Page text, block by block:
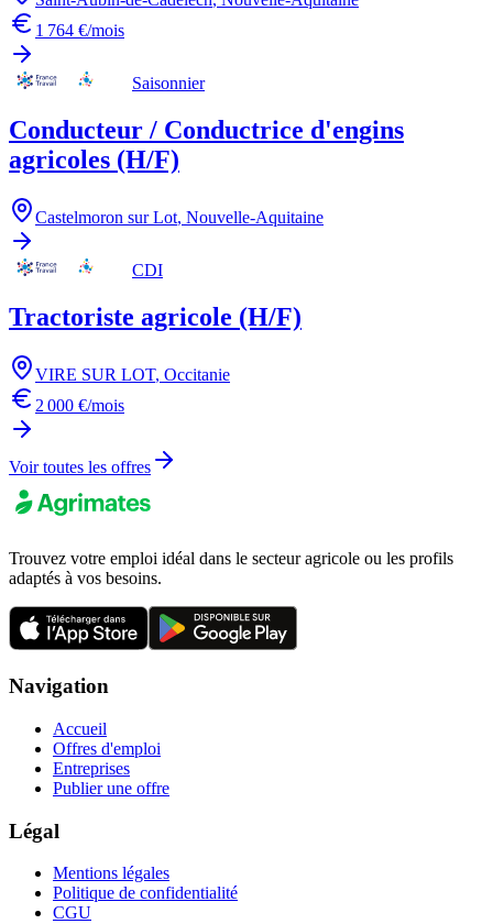
1 764 €/mois
Saisonnier
Conducteur / Conductrice d'engins
agricoles (H/F)
Castelmoron sur Lot, Nouvelle-Aquitaine
CDI
Tractoriste agricole (H/F)
VIRE SUR LOT, Occitanie
2 000 €/mois
Voir toutes les offres
Trouvez votre emploi idéal dans le secteur agricole ou les profils
adaptés à vos besoins.
Navigation
Accueil
Offres d'emploi
Entreprises
Publier une offre
Légal
Mentions légales
Politique de confidentialité
CGU